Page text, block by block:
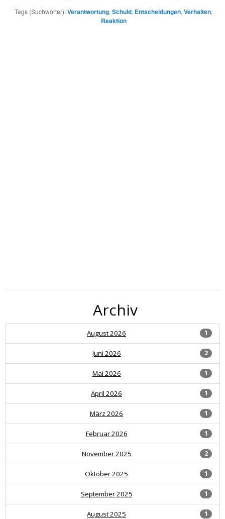
Tags (Suchwörter):Verantwortung, Schuld, Entscheidungen, Verhalten,
Reaktion
Archiv
1
August 2026
2
Juni 2026
1
Mai 2026
1
April 2026
1
März 2026
1
Februar 2026
2
November 2025
1
Oktober 2025
1
September 2025
1
August 2025